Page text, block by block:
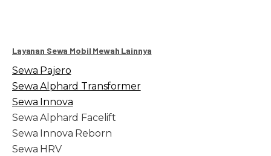
Layanan Sewa Mobil Mewah Lainnya
Sewa Pajero
Sewa Alphard Transformer
Sewa Innova
Sewa Alphard Facelift
Sewa Innova Reborn
Sewa HRV